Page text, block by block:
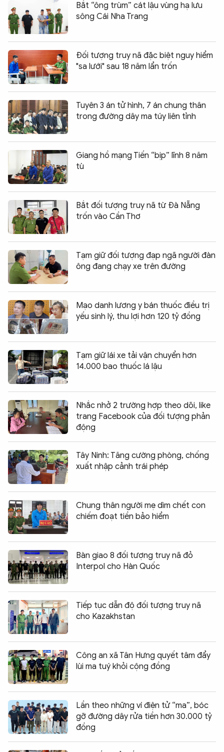
Bắt “ông trùm” cát lậu vùng hạ lưu
sông Cái Nha Trang
Đối tượng truy nã đặc biệt nguy hiểm
"sa lưới" sau 18 năm lẩn trốn
Tuyên 3 án tử hình, 7 án chung thân
trong đường dây ma túy liên tỉnh
Giang hồ mạng Tiến “bịp” lĩnh 8 năm
tù
Bắt đối tượng truy nã từ Đà Nẵng
trốn vào Cần Thơ
Tạm giữ đối tượng đạp ngã người đàn
ông đang chạy xe trên đường
Mạo danh lương y bán thuốc điều trị
yếu sinh lý, thu lợi hơn 120 tỷ đồng
Tạm giữ lái xe tải vận chuyển hơn
14.000 bao thuốc lá lậu
Nhắc nhở 2 trường hợp theo dõi, like
trang Facebook của đối tượng phản
động
Tây Ninh: Tăng cường phòng, chống
xuất nhập cảnh trái phép
Chung thân người mẹ dìm chết con
chiếm đoạt tiền bảo hiểm
Bàn giao 8 đối tượng truy nã đỏ
Interpol cho Hàn Quốc
Tiếp tục dẫn độ đối tượng truy nã
cho Kazakhstan
Công an xã Tân Hưng quyết tâm đẩy
lùi ma tuý khỏi cộng đồng
Lần theo những ví điện tử “ma”, bóc
gỡ đường dây rửa tiền hơn 30.000 tỷ
đồng